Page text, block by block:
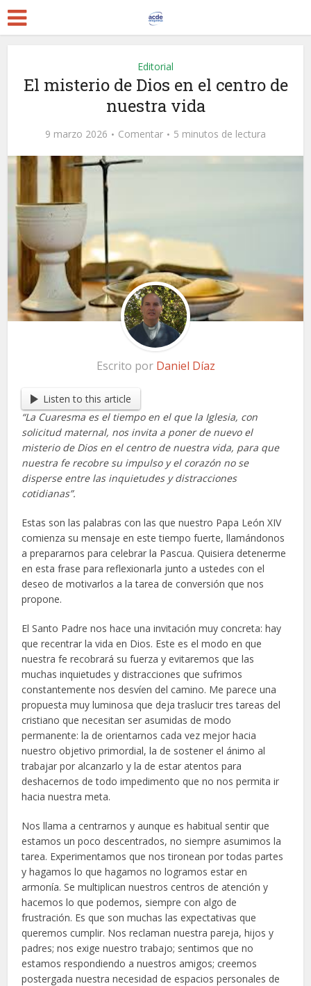
Editorial
El misterio de Dios en el centro de
nuestra vida
9 marzo 2026 Comentar 5 minutos de lectura
Escrito por Daniel Díaz
Listen to this article
“La Cuaresma es el tiempo en el que la Iglesia, con
solicitud maternal, nos invita a poner de nuevo el
misterio de Dios en el centro de nuestra vida, para que
nuestra fe recobre su impulso y el corazón no se
disperse entre las inquietudes y distracciones
cotidianas”.
Estas son las palabras con las que nuestro Papa León XIV
comienza su mensaje en este tiempo fuerte, llamándonos
a prepararnos para celebrar la Pascua. Quisiera detenerme
en esta frase para reflexionarla junto a ustedes con el
deseo de motivarlos a la tarea de conversión que nos
propone.
El Santo Padre nos hace una invitación muy concreta: hay
que recentrar la vida en Dios. Este es el modo en que
nuestra fe recobrará su fuerza y evitaremos que las
muchas inquietudes y distracciones que sufrimos
constantemente nos desvíen del camino. Me parece una
propuesta muy luminosa que deja traslucir tres tareas del
cristiano que necesitan ser asumidas de modo
permanente: la de orientarnos cada vez mejor hacia
nuestro objetivo primordial, la de sostener el ánimo al
trabajar por alcanzarlo y la de estar atentos para
deshacernos de todo impedimento que no nos permita ir
hacia nuestra meta.
Nos llama a centrarnos y aunque es habitual sentir que
estamos un poco descentrados, no siempre asumimos la
tarea. Experimentamos que nos tironean por todas partes
y hagamos lo que hagamos no logramos estar en
armonía. Se multiplican nuestros centros de atención y
hacemos lo que podemos, siempre con algo de
frustración. Es que son muchas las expectativas que
queremos cumplir. Nos reclaman nuestra pareja, hijos y
padres; nos exige nuestro trabajo; sentimos que no
estamos respondiendo a nuestros amigos; creemos
postergada nuestra necesidad de espacios personales de